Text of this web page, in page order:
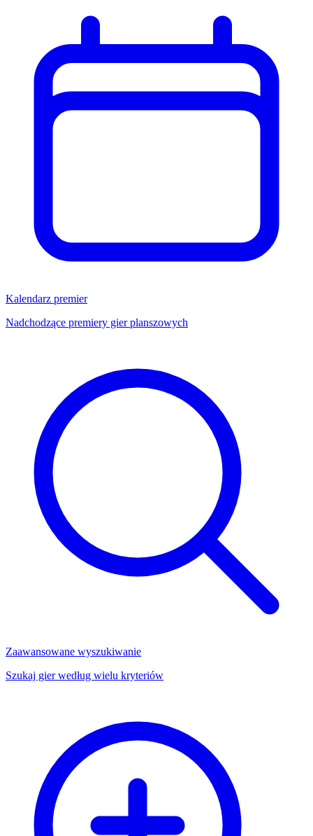
Kalendarz premier
Nadchodzące premiery gier planszowych
Zaawansowane wyszukiwanie
Szukaj gier według wielu kryteriów